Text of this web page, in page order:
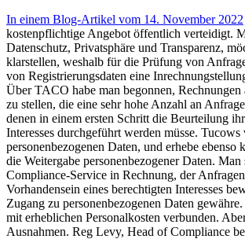
In einem Blog-Artikel vom 14. November 2022
kostenpflichtige Angebot öffentlich verteidigt.
Datenschutz, Privatsphäre und Transparenz,
klarstellen, weshalb für die Prüfung von
von Registrierungsdaten eine
Über TACO habe man begonnen, Rechnungen
zu stellen, die eine sehr hohe Anzahl an
denen in einem ersten Schritt die Beurteilung
Interesses durchgeführt werden müsse.
personenbezogenen Daten, und erhebe ebenso
die Weitergabe personenbezogener Daten. Man
Compliance-Service in Rechnung, der
Vorhandensein eines berechtigten Interesses
Zugang zu personenbezogenen Daten
mit erheblichen Personalkosten verbunden.
Ausnahmen. Reg Levy, Head of Compliance